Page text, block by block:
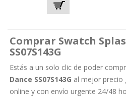
Comprar Swatch
SS07S143G
Estás a un solo clic de poder
Dance SS07S143G al mejor precio
online y con envío urgente 24/48